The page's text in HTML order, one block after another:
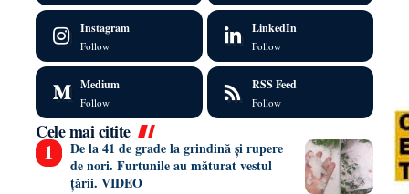
Instagram
Follow
LinkedIn
Follow
Medium
Follow
RSS Feed
Follow
Cele mai citite
De la 41 de grade la grindină și rupere
de nori. Furtunile au măturat vestul
țării. VIDEO